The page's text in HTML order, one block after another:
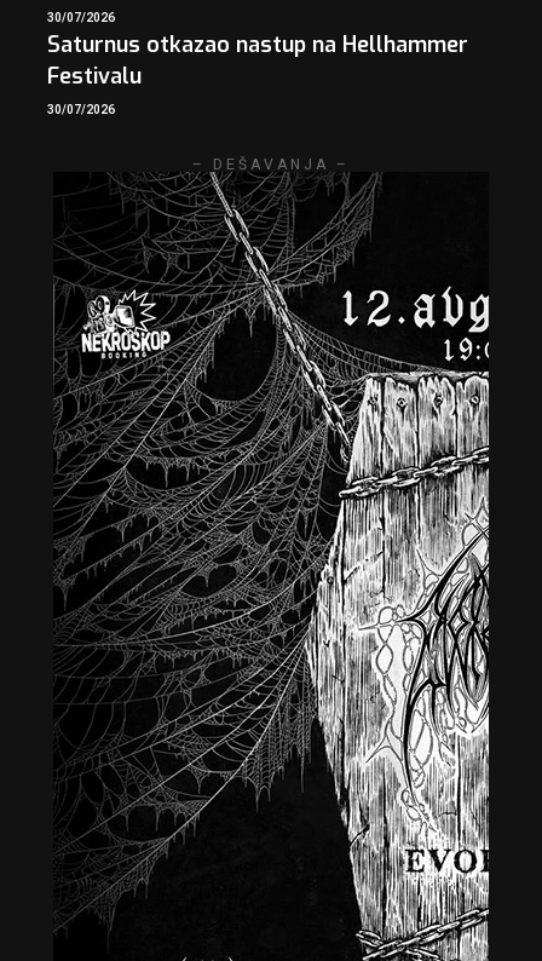
30/07/2026
Saturnus otkazao nastup na Hellhammer
Festivalu
30/07/2026
– DEŠAVANJA –